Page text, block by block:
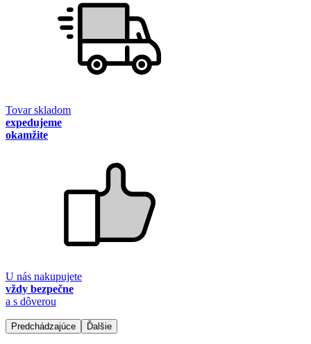
Tovar skladom
expedujeme
okamžite
U nás nakupujete
vždy bezpečne
a s dôverou
Predchádzajúce Ďalšie